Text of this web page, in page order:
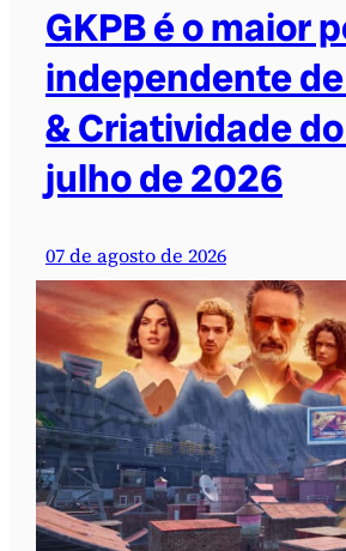
GKPB é o maior
independente
& Criatividade
julho de 2026
07 de agosto de 2026